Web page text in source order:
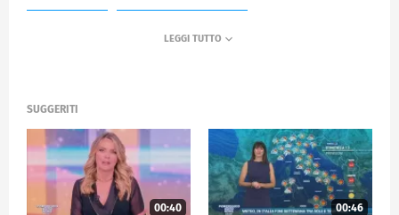
SUGGERITI
00:40 00:46